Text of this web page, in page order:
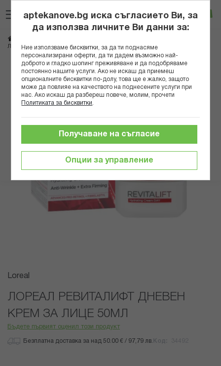
към
съдържанието
Вход
ЛОРЕАЛ РЕВИТАЛИФТ ДНЕВЕН КРЕМ ЗА ЛИЦЕ 50МЛ
Преминете
края
Преминете
началото
галерия
със
Loreal
ЛОРЕАЛ РЕВИТАЛИФТ ДНЕВЕН
КРЕМ ЗА ЛИЦЕ 50МЛ
Бъдете първият оценил този продукт
Безплатна доставка за над 50.00 € / 97,79 лв.
aptekanove.bg иска съгласието Ви, за
да използва личните Ви данни за:
Ние използваме бисквитки, за да ти поднасяме
персонализирани оферти, да ти дадем възможно най-
доброто и гладко шопинг преживяване и да подобряваме
постоянно нашите услуги. Ако не искаш да приемеш
опционалните бисквитки по-долу, това ще е жалко, защото
може да повлияе на качеството на поднесените услуги при
нас. Ако искаш да разбереш повече, молим, прочети
Политиката за бисквитки
Опции за управление
Получаване на съгласие